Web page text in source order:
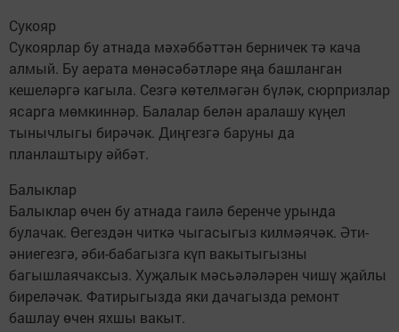
Сукояр
Сукоярлар бу атнада мәхәббәттән берничек тә кача
алмый. Бу аерата мөнәсәбәтләре яңа башланган
кешеләргә кагыла. Сезгә көтелмәгән бүләк, сюрпризлар
ясарга мөмкиннәр. Балалар белән аралашу күңел
тынычлыгы бирәчәк. Диңгезгә баруны да
планлаштыру әйбәт.
Балыклар
Балыклар өчен бу атнада гаилә беренче урында
булачак. Өегездән читкә чыгасыгыз килмәячәк. Әти-
әниегезгә, әби-бабагызга күп вакытыгызны
багышлаячаксыз. Хуҗалык мәсьәләләрен чишү җайлы
биреләчәк. Фатирыгызда яки дачагызда ремонт
башлау өчен яхшы вакыт.